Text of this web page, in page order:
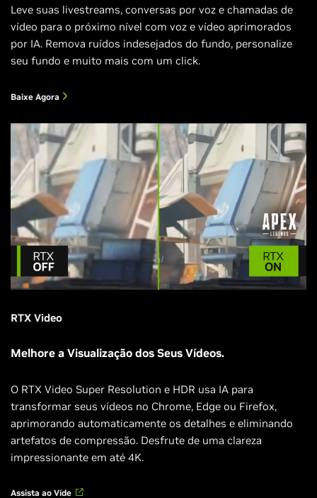
Leve suas livestreams, conversas por voz e chamadas de
vídeo para o próximo nível com voz e vídeo aprimorados
por IA. Remova ruídos indesejados do fundo, personalize
seu fundo e muito mais com um click.
Baixe Agora
RTX Video
Melhore a Visualização dos Seus Vídeos.
O RTX Video Super Resolution e HDR usa IA para
transformar seus vídeos no Chrome, Edge ou Firefox,
aprimorando automaticamente os detalhes e eliminando
artefatos de compressão. Desfrute de uma clareza
impressionante em até 4K.
Assista ao Víde